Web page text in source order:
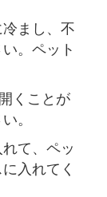
まし、不
。ペット
くことが
。
て、ペッ
入れてく